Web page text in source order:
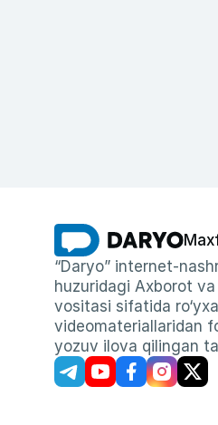
“Daryo” internet-
huzuridagi Axborot
vositasi sifatida
videomateriallaridan
yozuv ilova qilingan